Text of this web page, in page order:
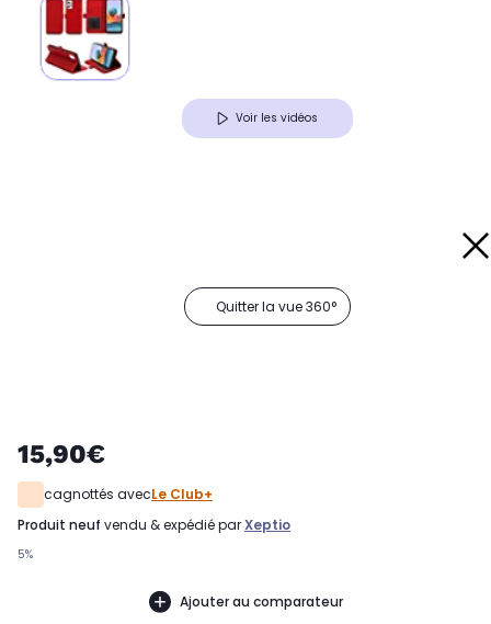
Voir les vidéos
Quitter la vue 360°
15,90€
cagnottés avecLe Club+
produit neuf vendu & expédié parXeptio
5%
Ajouter au comparateur